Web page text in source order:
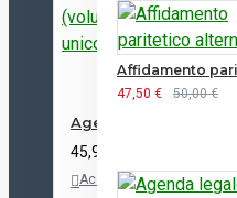
47,50 € 50,00 €
Agenda legale LEX 1
45,90 €
AcquistaAggiungiConfronta